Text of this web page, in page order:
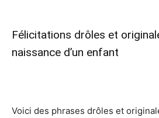
Félicitations drôles et
naissance d’un enfant
Voici des phrases drôles et